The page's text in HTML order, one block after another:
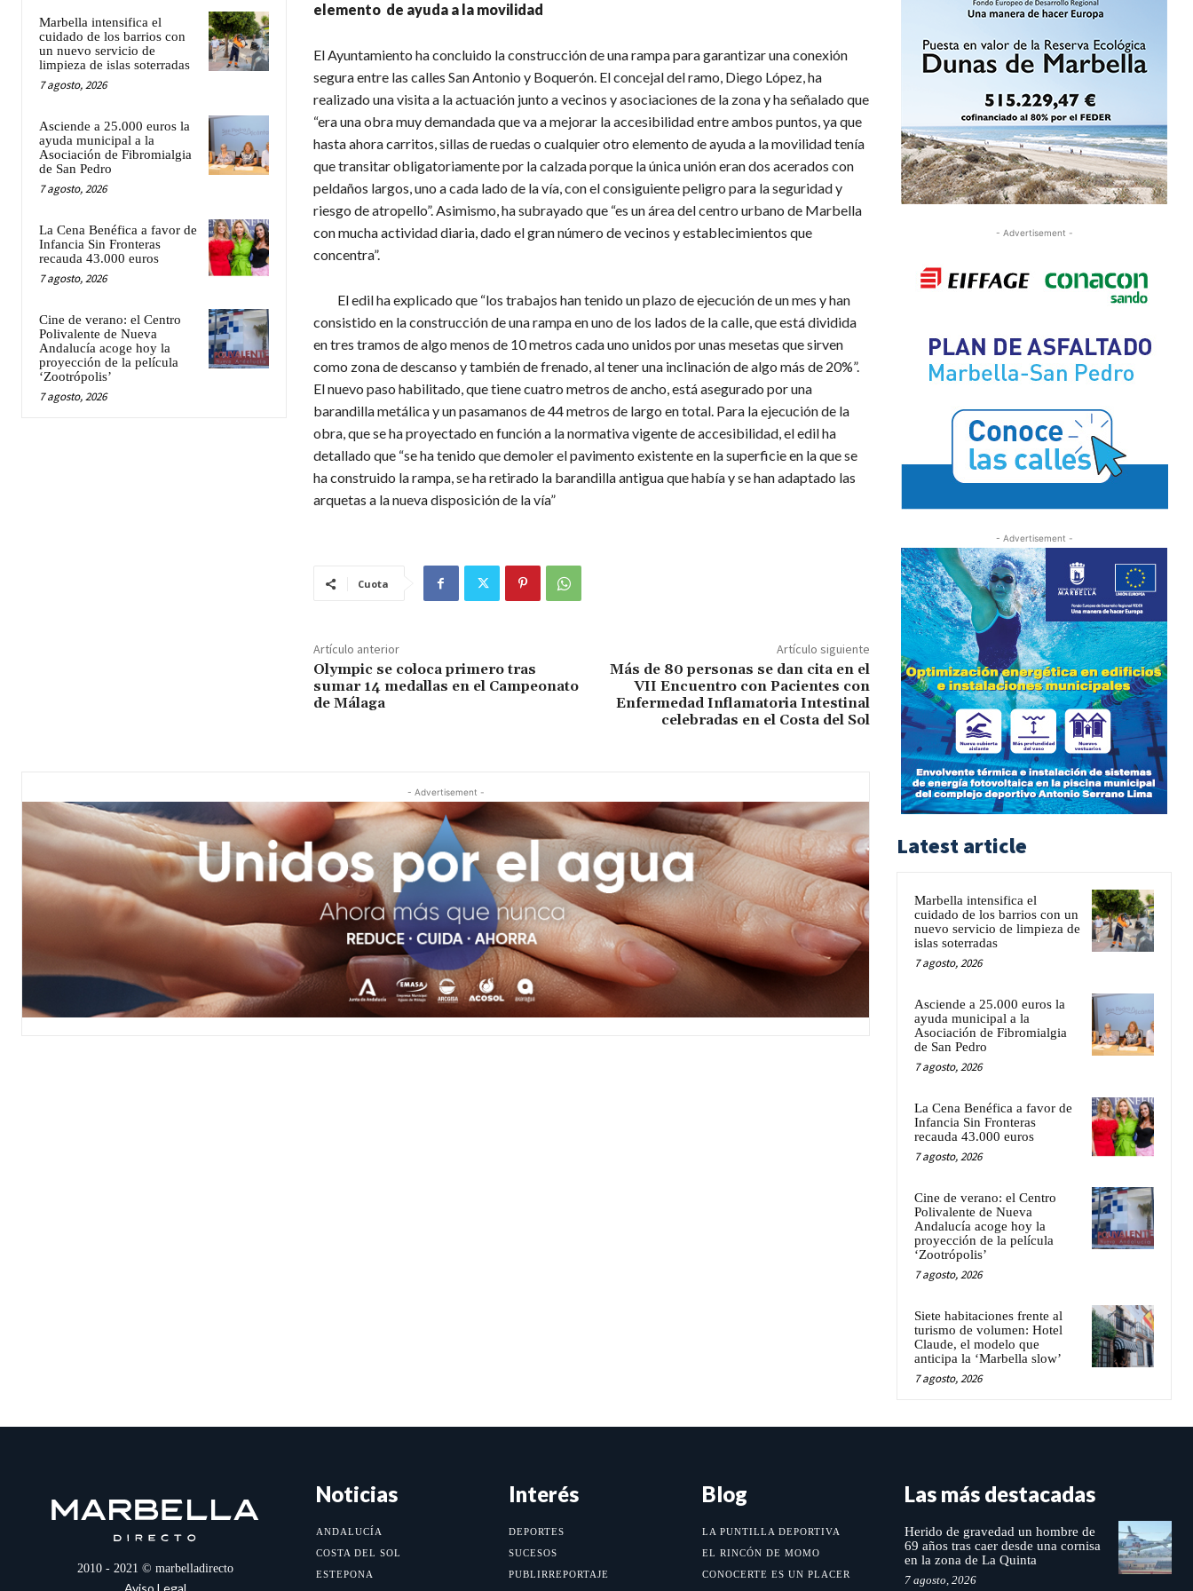
Marbella intensifica el
cuidado de los barrios con
un nuevo servicio de
limpieza de islas soterradas
7 agosto, 2026
Asciende a 25.000 euros la
ayuda municipal a la
Asociación de Fibromialgia
de San Pedro
7 agosto, 2026
La Cena Benéfica a favor de
Infancia Sin Fronteras
recauda 43.000 euros
7 agosto, 2026
Cine de verano: el Centro
Polivalente de Nueva
Andalucía acoge hoy la
proyección de la película
‘Zootrópolis’
7 agosto, 2026
elemento de ayuda a la movilidad
El Ayuntamiento ha concluido la construcción de una rampa para garantizar una conexión
segura entre las calles San Antonio y Boquerón. El concejal del ramo, Diego López, ha
realizado una visita a la actuación junto a vecinos y asociaciones de la zona y ha señalado que
“era una obra muy demandada que va a mejorar la accesibilidad entre ambos puntos, ya que
hasta ahora carritos, sillas de ruedas o cualquier otro elemento de ayuda a la movilidad tenía
que transitar obligatoriamente por la calzada porque la única unión eran dos acerados con
peldaños largos, uno a cada lado de la vía, con el consiguiente peligro para la seguridad y
riesgo de atropello”. Asimismo, ha subrayado que “es un área del centro urbano de Marbella
con mucha actividad diaria, dado el gran número de vecinos y establecimientos que
concentra”.
El edil ha explicado que “los trabajos han tenido un plazo de ejecución de un mes y han
consistido en la construcción de una rampa en uno de los lados de la calle, que está dividida
en tres tramos de algo menos de 10 metros cada uno unidos por unas mesetas que sirven
como zona de descanso y también de frenado, al tener una inclinación de algo más de 20%”.
El nuevo paso habilitado, que tiene cuatro metros de ancho, está asegurado por una
barandilla metálica y un pasamanos de 44 metros de largo en total. Para la ejecución de la
obra, que se ha proyectado en función a la normativa vigente de accesibilidad, el edil ha
detallado que “se ha tenido que demoler el pavimento existente en la superficie en la que se
ha construido la rampa, se ha retirado la barandilla antigua que había y se han adaptado las
arquetas a la nueva disposición de la vía”
Cuota
Artículo anterior
Olympic se coloca primero tras
sumar 14 medallas en el Campeonato
de Málaga
Artículo siguiente
Más de 80 personas se dan cita en el
VII Encuentro con Pacientes con
Enfermedad Inflamatoria Intestinal
celebradas en el Costa del Sol
- Advertisement -
- Advertisement -
- Advertisement -
Latest article
Marbella intensifica el
cuidado de los barrios con un
nuevo servicio de limpieza de
islas soterradas
7 agosto, 2026
Asciende a 25.000 euros la
ayuda municipal a la
Asociación de Fibromialgia
de San Pedro
7 agosto, 2026
La Cena Benéfica a favor de
Infancia Sin Fronteras
recauda 43.000 euros
7 agosto, 2026
Cine de verano: el Centro
Polivalente de Nueva
Andalucía acoge hoy la
proyección de la película
‘Zootrópolis’
7 agosto, 2026
Siete habitaciones frente al
turismo de volumen: Hotel
Claude, el modelo que
anticipa la ‘Marbella slow’
7 agosto, 2026
2010 - 2021 © marbelladirecto
Aviso Legal
Noticias
ANDALUCÍA
COSTA DEL SOL
ESTEPONA
Interés
DEPORTES
SUCESOS
PUBLIRREPORTAJE
Blog
LA PUNTILLA DEPORTIVA
EL RINCÓN DE MOMO
CONOCERTE ES UN PLACER
Las más destacadas
Herido de gravedad un hombre de
69 años tras caer desde una cornisa
en la zona de La Quinta
7 agosto, 2026